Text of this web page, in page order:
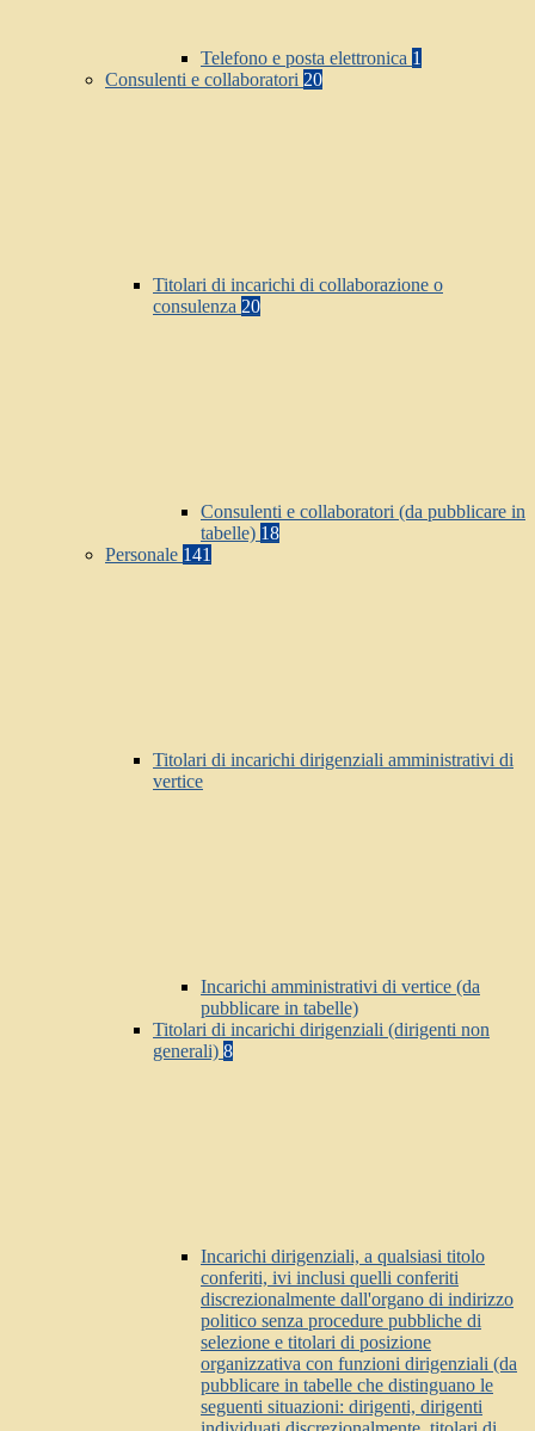
Telefono e posta elettronica 1
Consulenti e collaboratori 20
Titolari di incarichi di collaborazione o
consulenza 20
Consulenti e collaboratori (da pubblicare in
tabelle) 18
Personale 141
Titolari di incarichi dirigenziali amministrativi di
vertice
Incarichi amministrativi di vertice (da
pubblicare in tabelle)
Titolari di incarichi dirigenziali (dirigenti non
generali) 8
Incarichi dirigenziali, a qualsiasi titolo
conferiti, ivi inclusi quelli conferiti
discrezionalmente dall'organo di indirizzo
politico senza procedure pubbliche di
selezione e titolari di posizione
organizzativa con funzioni dirigenziali (da
pubblicare in tabelle che distinguano le
seguenti situazioni: dirigenti, dirigenti